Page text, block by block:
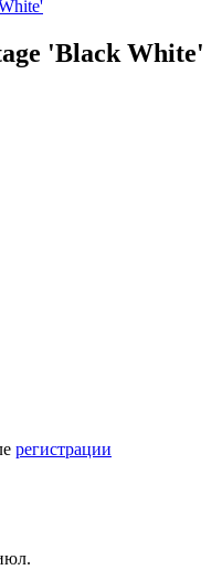
'Black White'
регистрации